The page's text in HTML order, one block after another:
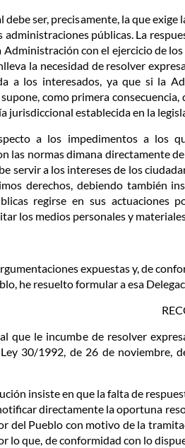
debe ser, precisamente, la que
administraciones públicas. La
Administración con el ejercicio de
la necesidad de resolver
a los interesados, ya que si la
como primera
jurisdiccional establecida en la
a los impedimentos a los
las normas dimana directamente
servir a los intereses de los
derechos, debiendo también
regirse en sus
los medios personales y
expuestas y, de
he resuelto formular a esa
que le incumbe de resolver
30/1992, de 26 de noviembre,
insiste en que la falta de
directamente la oportuna
del Pueblo con motivo de la
lo que, de conformidad con lo